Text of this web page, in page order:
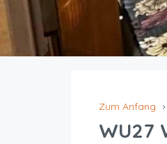
Zum Anfang
WU27